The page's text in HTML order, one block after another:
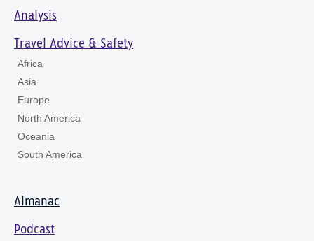
Analysis
Travel Advice & Safety
Africa
Asia
Europe
North America
Oceania
South America
Almanac
Podcast